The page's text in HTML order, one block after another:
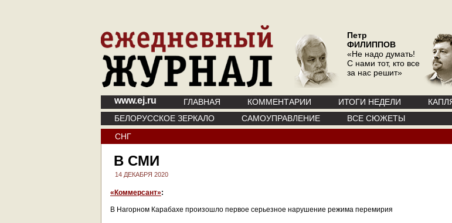
Петр
ФИЛИППОВ
«Не надо думать!
С нами тот, кто все
за нас решит»
www.ej.ru ГЛАВНАЯ КОММЕНТАРИИ ИТОГИ НЕДЕЛИ
БЕЛОРУССКОЕ ЗЕРКАЛО
САМОУПРАВЛЕНИЕ
ВСЕ СЮЖЕТЫ
СНГ
В СМИ
14 ДЕКАБРЯ 2020
«Коммерсант»:
В Нагорном Карабахе произошло первое серьезное нарушение режима перемирия